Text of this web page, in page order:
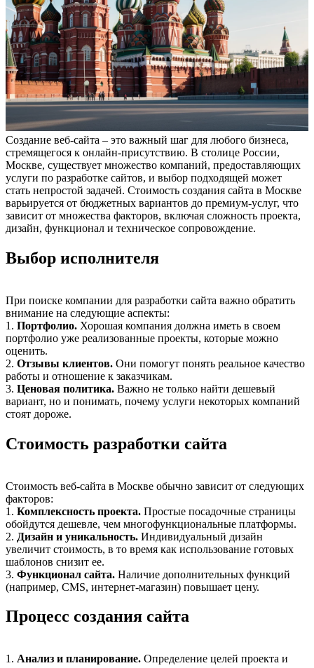
Создание веб-сайта – это важный шаг для любого бизнеса,
стремящегося к онлайн-присутствию. В столице России,
Москве, существует множество компаний, предоставляющих
услуги по разработке сайтов, и выбор подходящей может
стать непростой задачей. Стоимость создания сайта в Москве
варьируется от бюджетных вариантов до премиум-услуг, что
зависит от множества факторов, включая сложность проекта,
дизайн, функционал и техническое сопровождение.
Выбор исполнителя
При поиске компании для разработки сайта важно обратить
внимание на следующие аспекты:
1. Портфолио. Хорошая компания должна иметь в своем
портфолио уже реализованные проекты, которые можно
оценить.
2. Отзывы клиентов. Они помогут понять реальное качество
работы и отношение к заказчикам.
3. Ценовая политика. Важно не только найти дешевый
вариант, но и понимать, почему услуги некоторых компаний
стоят дороже.
Стоимость разработки сайта
Стоимость веб-сайта в Москве обычно зависит от следующих
факторов:
1. Комплексность проекта. Простые посадочные страницы
обойдутся дешевле, чем многофункциональные платформы.
2. Дизайн и уникальность. Индивидуальный дизайн
увеличит стоимость, в то время как использование готовых
шаблонов снизит ее.
3. Функционал сайта. Наличие дополнительных функций
(например, CMS, интернет-магазин) повышает цену.
Процесс создания сайта
1. Анализ и планирование. Определение целей проекта и